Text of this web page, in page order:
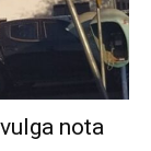
nota